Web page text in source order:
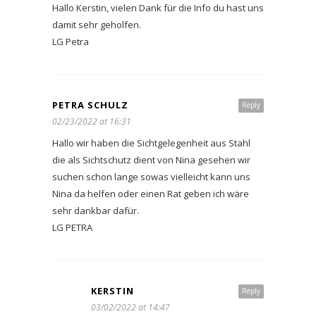
Hallo Kerstin, vielen Dank für die Info du hast uns
damit sehr geholfen.
LG Petra
Reply
PETRA SCHULZ
02/23/2022 at 16:31
Hallo wir haben die Sichtgelegenheit aus Stahl
die als Sichtschutz dient von Nina gesehen wir
suchen schon lange sowas vielleicht kann uns
Nina da helfen oder einen Rat geben ich wäre
sehr dankbar dafür.
LG PETRA
Reply
KERSTIN
03/02/2022 at 14:47